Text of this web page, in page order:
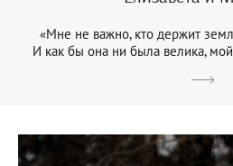
«Мне не важно, кто держит
И как бы она ни была велика,